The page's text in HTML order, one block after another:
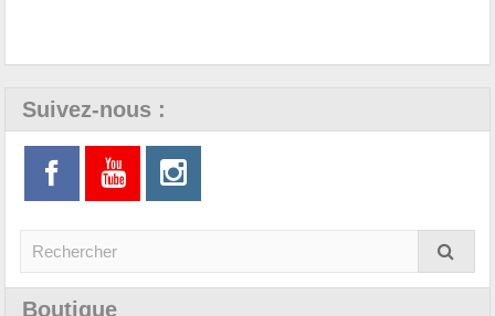
Suivez-nous :
Boutique